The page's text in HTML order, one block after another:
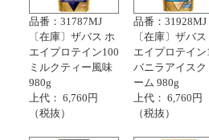
品番：31787MJ
〔在庫〕ザバス ホ
エイプロテイン100
ミルクティー風味
980g
上代： 6,760円
（税抜）
品番：31928MJ
〔在庫〕ザバ
エイプロテイン
バニラアイスク
ーム 980g
上代： 6,760円
（税抜）